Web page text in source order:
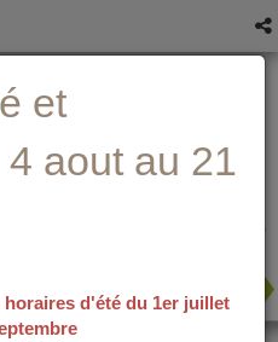
et
aout au 21
horaires d'été du 1er juillet